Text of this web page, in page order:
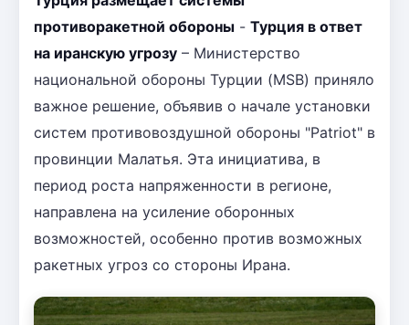
противоракетной обороны - Турция в ответ
на иранскую угрозу – Министерство
национальной обороны Турции (MSB) приняло
важное решение, объявив о начале установки
систем противовоздушной обороны "Patriot" в
провинции Малатья. Эта инициатива, в
период роста напряженности в регионе,
направлена на усиление оборонных
возможностей, особенно против возможных
ракетных угроз со стороны Ирана.